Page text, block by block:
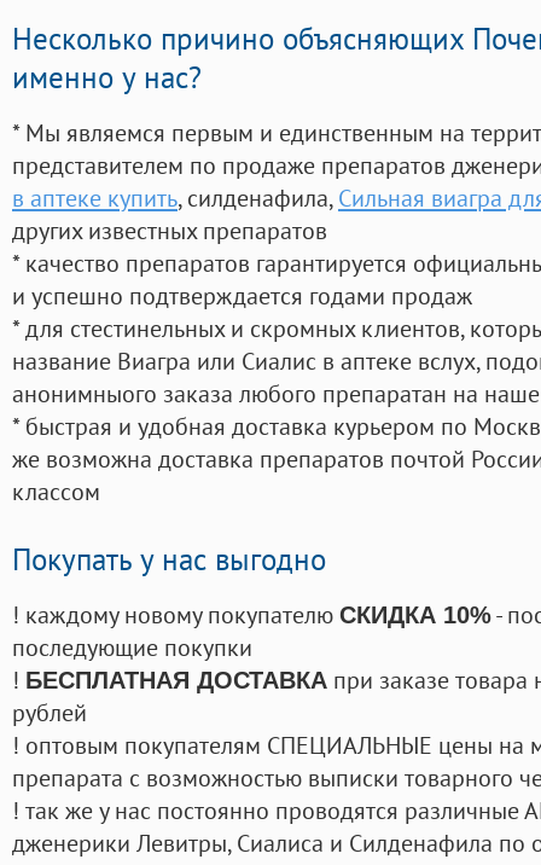
Несколько причино объясняющих
именно у нас?
* Мы являемся первым и единственным на
представителем по продаже препаратов
в аптеке купить, силденафила, Сильная виагра
других известных препаратов
* качество препаратов гарантируется
и успешно подтверждается годами продаж
* для стестинельных и скромных клиентов,
название Виагра или Сиалис в аптеке вслух,
анонимныого заказа любого препаратан на
* быстрая и удобная доставка курьером по
же возможна доставка препаратов почтой
классом
Покупать у нас выгодно
! каждому новому покупателю СКИДКА 10%-
последующие покупки
! БЕСПЛАТНАЯ ДОСТАВКА при заказе
рублей
! оптовым покупателям СПЕЦИАЛЬНЫЕ цены на
препарата с возможностью выписки товарного
! так же у нас постоянно проводятся
дженерики Левитры, Сиалиса и Силденафила по